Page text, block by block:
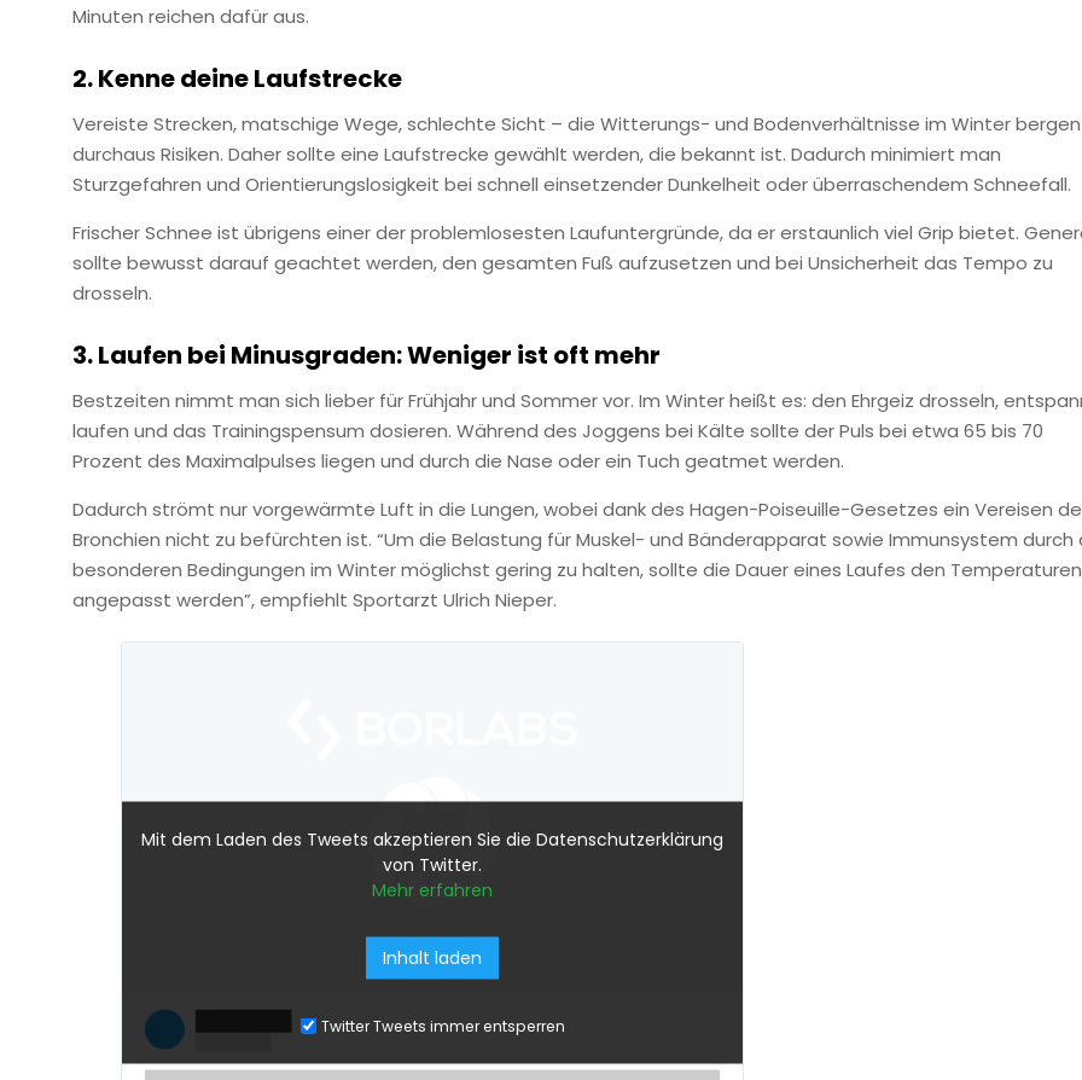
Minuten reichen dafür aus.
2. Kenne deine Laufstrecke
Vereiste Strecken, matschige Wege, schlechte Sicht – die Witterungs- und Bodenverhältnisse im Winter bergen
durchaus Risiken. Daher sollte eine Laufstrecke gewählt werden, die bekannt ist. Dadurch minimiert man
Sturzgefahren und Orientierungslosigkeit bei schnell einsetzender Dunkelheit oder überraschendem Schneefall.
Frischer Schnee ist übrigens einer der problemlosesten Laufuntergründe, da er erstaunlich viel Grip bietet.
sollte bewusst darauf geachtet werden, den gesamten Fuß aufzusetzen und bei Unsicherheit das Tempo zu
drosseln.
3. Laufen bei Minusgraden: Weniger ist oft mehr
Bestzeiten nimmt man sich lieber für Frühjahr und Sommer vor. Im Winter heißt es: den Ehrgeiz drosseln,
laufen und das Trainingspensum dosieren. Während des Joggens bei Kälte sollte der Puls bei etwa 65 bis 70
Prozent des Maximalpulses liegen und durch die Nase oder ein Tuch geatmet werden.
Dadurch strömt nur vorgewärmte Luft in die Lungen, wobei dank des Hagen-Poiseuille-Gesetzes ein Vereisen
Bronchien nicht zu befürchten ist. “Um die Belastung für Muskel- und Bänderapparat sowie Immunsystem durch
besonderen Bedingungen im Winter möglichst gering zu halten, sollte die Dauer eines Laufes den Temperaturen
angepasst werden”, empfiehlt Sportarzt Ulrich Nieper.
Mit dem Laden des Tweets akzeptieren Sie die Datenschutzerklärung
von Twitter.
Mehr erfahren
Inhalt laden
Twitter Tweets immer entsperren